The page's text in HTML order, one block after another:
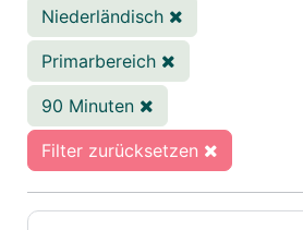
Niederländisch
Primarbereich
90 Minuten
Filter zurücksetzen